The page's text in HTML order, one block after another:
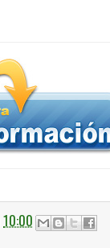
10:00